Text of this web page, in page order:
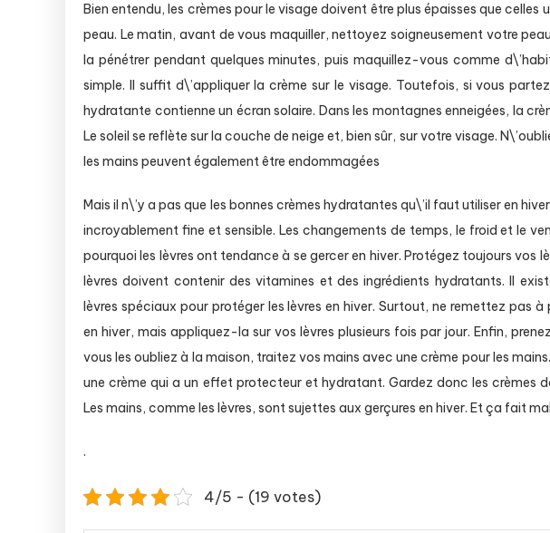
Bien entendu, les crèmes pour le visage doivent être plus épaisses que celles
peau. Le matin, avant de vous maquiller, nettoyez soigneusement votre
la pénétrer pendant quelques minutes, puis maquillez-vous comme
simple. Il suffit d\’appliquer la crème sur le visage. Toutefois, si vous
hydratante contienne un écran solaire. Dans les montagnes enneigées, la
Le soleil se reflète sur la couche de neige et, bien sûr, sur votre visage.
les mains peuvent également être endommagées
Mais il n\’y a pas que les bonnes crèmes hydratantes qu\’il faut utiliser en
incroyablement fine et sensible. Les changements de temps, le froid et le
pourquoi les lèvres ont tendance à se gercer en hiver. Protégez toujours vos
lèvres doivent contenir des vitamines et des ingrédients hydratants. Il
lèvres spéciaux pour protéger les lèvres en hiver. Surtout, ne remettez pas
en hiver, mais appliquez-la sur vos lèvres plusieurs fois par jour. Enfin,
vous les oubliez à la maison, traitez vos mains avec une crème pour les
une crème qui a un effet protecteur et hydratant. Gardez donc les crèmes
Les mains, comme les lèvres, sont sujettes aux gerçures en hiver. Et ça fait
.
4/5 - (19 votes)